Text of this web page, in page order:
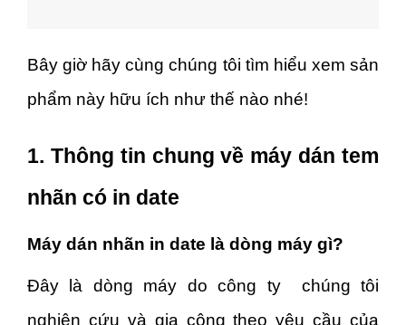
Bây giờ hãy cùng chúng tôi tìm hiểu xem sản
phẩm này hữu ích như thế nào nhé!
1. Thông tin chung về máy dán tem
nhãn có in date
Máy dán nhãn in date là dòng máy gì?
Đây là dòng máy do công ty chúng tôi
nghiên cứu và gia công theo yêu cầu của